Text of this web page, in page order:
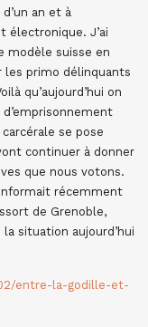
an et à
électronique. J’ai
modèle suisse en
les primo délinquants
qu’aujourd’hui on
se pose
continuer à donner
que nous votons.
récemment
de Grenoble,
situation aujourd’hui
entre-la-godille-et-